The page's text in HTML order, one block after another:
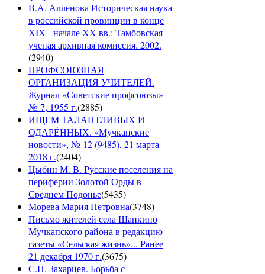
В.А. Алленова Историческая наука
в российской провинции в конце
XIX - начале XX вв.: Тамбовская
ученая архивная комиссия. 2002.
(2940)
ПРОФСОЮЗНАЯ
ОРГАНИЗАЦИЯ УЧИТЕЛЕЙ.
Журнал «Советские профсоюзы»
№ 7, 1955 г.(2885)
ИЩЕМ ТАЛАНТЛИВЫХ И
ОДАРЁННЫХ. «Мучкапские
новости», № 12 (9485), 21 марта
2018 г.(2404)
Цыбин М. В. Русские поселения на
периферии Золотой Орды в
Среднем Подонье(5435)
Морева Мария Петровна(3748)
Письмо жителей села Шапкино
Мучкапского района в редакцию
газеты «Сельская жизнь»... Ранее
21 декабря 1970 г.(3675)
С.Н. Захарцев. Борьба с